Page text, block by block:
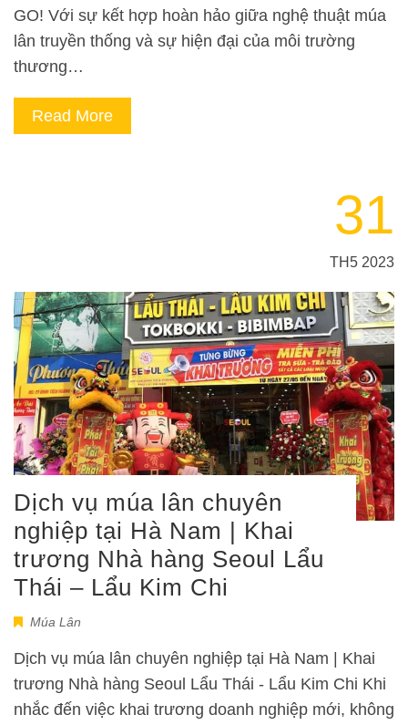
GO! Với sự kết hợp hoàn hảo giữa nghệ thuật múa
lân truyền thống và sự hiện đại của môi trường
thương…
Read More
31
TH5 2023
Dịch vụ múa lân chuyên
nghiệp tại Hà Nam | Khai
trương Nhà hàng Seoul Lẩu
Thái – Lẩu Kim Chi
Múa Lân
Dịch vụ múa lân chuyên nghiệp tại Hà Nam | Khai
trương Nhà hàng Seoul Lẩu Thái - Lẩu Kim Chi Khi
nhắc đến việc khai trương doanh nghiệp mới, không